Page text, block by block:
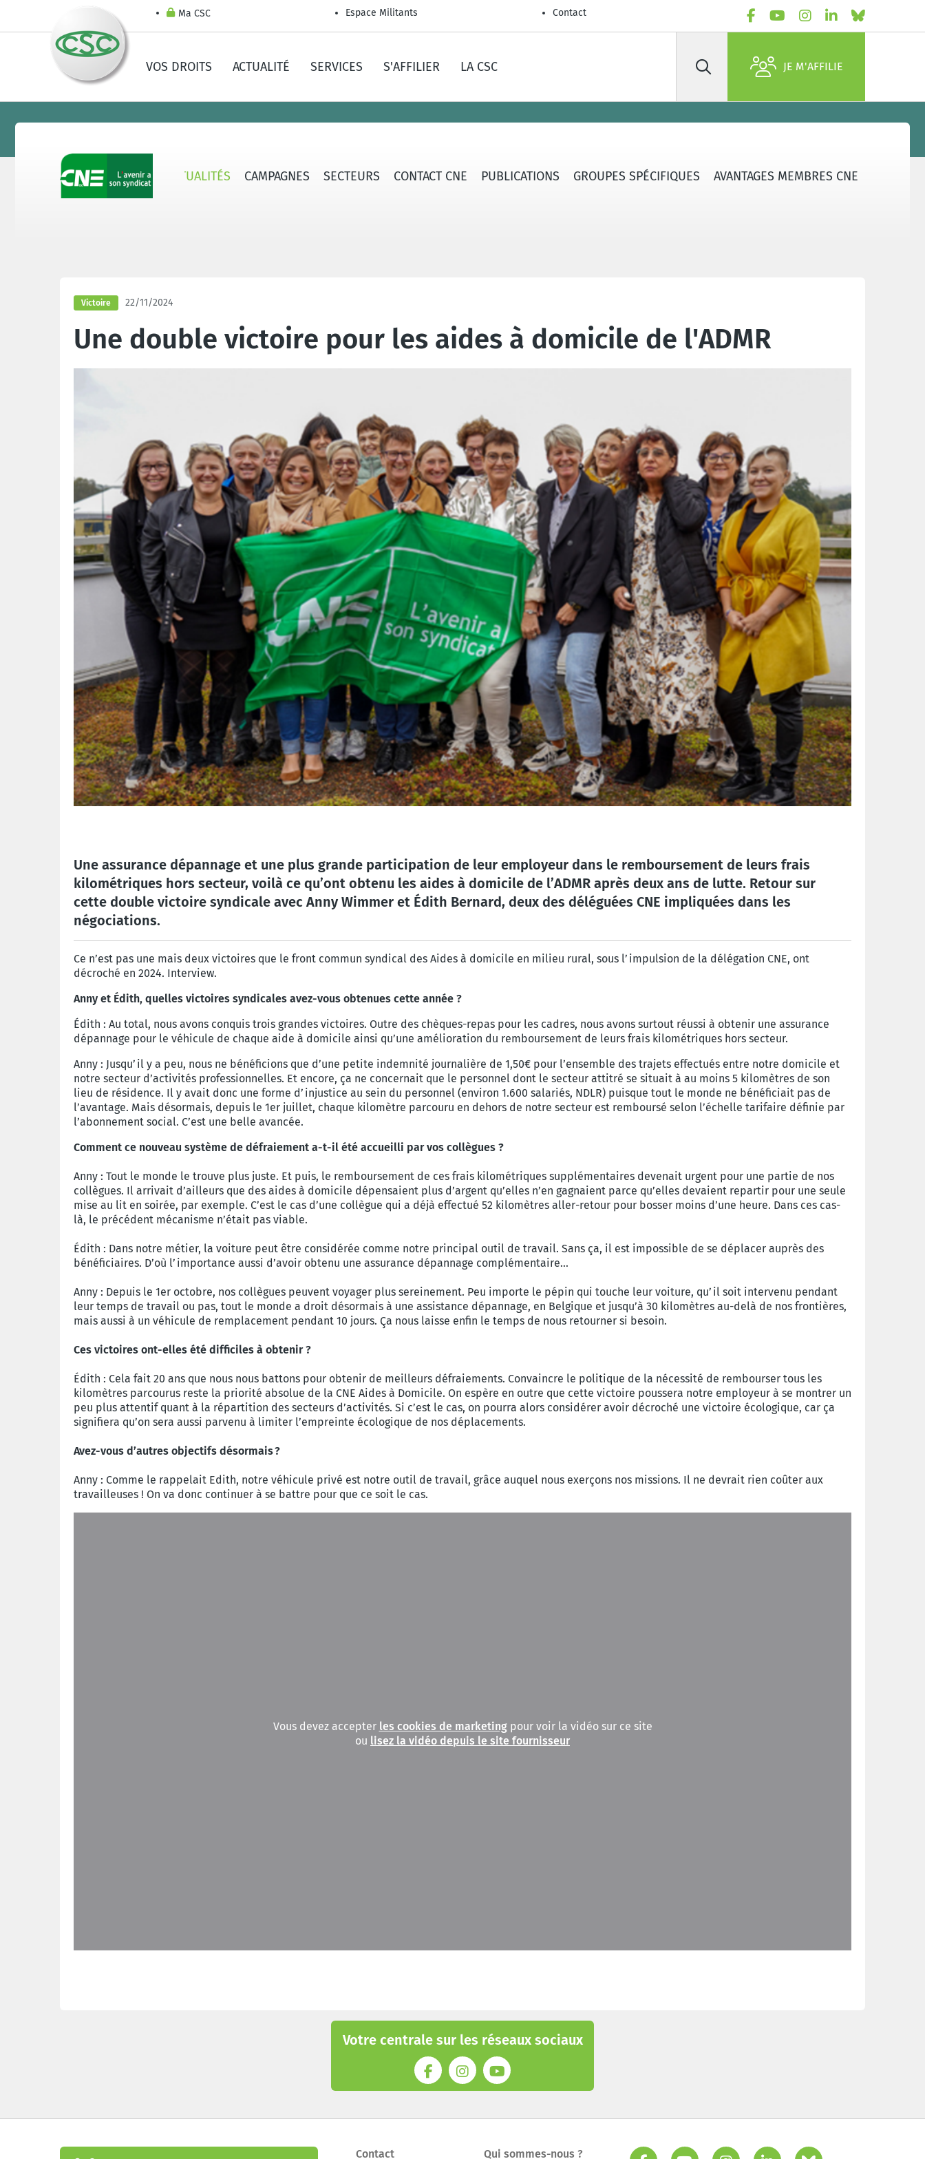
Ma CSC Espace Militants Contact
VOS DROITS ACTUALITÉ SERVICES S'AFFILIER LA CSC Rechercher JE M'AFFILIE
CNE - QUI SOMMES-NOUS ? ACTUALITÉS CAMPAGNES SECTEURS CONTACT CNE PUBLICATIONS GROUPES SPÉCIFIQUES AVANTAGES MEMBRES CNE
Victoire 22/11/2024
Une double victoire pour les aides à domicile de l'ADMR
Une assurance dépannage et une plus grande participation de leur employeur dans le remboursement de leurs frais
kilométriques hors secteur, voilà ce qu’ont obtenu les aides à domicile de l’ADMR après deux ans de lutte. Retour sur
cette double victoire syndicale avec Anny Wimmer et Édith Bernard, deux des déléguées CNE impliquées dans les
négociations.
Ce n’est pas une mais deux victoires que le front commun syndical des Aides à domicile en milieu rural, sous l’impulsion de la délégation CNE, ont
décroché en 2024. Interview.
Anny et Édith, quelles victoires syndicales avez-vous obtenues cette année ?
Édith : Au total, nous avons conquis trois grandes victoires. Outre des chèques-repas pour les cadres, nous avons surtout réussi à obtenir une assurance
dépannage pour le véhicule de chaque aide à domicile ainsi qu’une amélioration du remboursement de leurs frais kilométriques hors secteur.
Anny : Jusqu’il y a peu, nous ne bénéficions que d’une petite indemnité journalière de 1,50€ pour l’ensemble des trajets effectués entre notre domicile et
notre secteur d’activités professionnelles. Et encore, ça ne concernait que le personnel dont le secteur attitré se situait à au moins 5 kilomètres de son
lieu de résidence. Il y avait donc une forme d’injustice au sein du personnel (environ 1.600 salariés, NDLR) puisque tout le monde ne bénéficiait pas de
l’avantage. Mais désormais, depuis le 1er juillet, chaque kilomètre parcouru en dehors de notre secteur est remboursé selon l’échelle tarifaire définie par
l’abonnement social. C’est une belle avancée.
Comment ce nouveau système de défraiement a-t-il été accueilli par vos collègues ?
Anny : Tout le monde le trouve plus juste. Et puis, le remboursement de ces frais kilométriques supplémentaires devenait urgent pour une partie de nos
collègues. Il arrivait d’ailleurs que des aides à domicile dépensaient plus d’argent qu’elles n’en gagnaient parce qu’elles devaient repartir pour une seule
mise au lit en soirée, par exemple. C’est le cas d’une collègue qui a déjà effectué 52 kilomètres aller-retour pour bosser moins d’une heure. Dans ces cas-
là, le précédent mécanisme n’était pas viable.
Édith : Dans notre métier, la voiture peut être considérée comme notre principal outil de travail. Sans ça, il est impossible de se déplacer auprès des
bénéficiaires. D’où l’importance aussi d’avoir obtenu une assurance dépannage complémentaire…
Anny : Depuis le 1er octobre, nos collègues peuvent voyager plus sereinement. Peu importe le pépin qui touche leur voiture, qu’il soit intervenu pendant
leur temps de travail ou pas, tout le monde a droit désormais à une assistance dépannage, en Belgique et jusqu’à 30 kilomètres au-delà de nos frontières,
mais aussi à un véhicule de remplacement pendant 10 jours. Ça nous laisse enfin le temps de nous retourner si besoin.
Ces victoires ont-elles été difficiles à obtenir ?
Édith : Cela fait 20 ans que nous nous battons pour obtenir de meilleurs défraiements. Convaincre le politique de la nécessité de rembourser tous les
kilomètres parcourus reste la priorité absolue de la CNE Aides à Domicile. On espère en outre que cette victoire poussera notre employeur à se montrer un
peu plus attentif quant à la répartition des secteurs d’activités. Si c’est le cas, on pourra alors considérer avoir décroché une victoire écologique, car ça
signifiera qu’on sera aussi parvenu à limiter l’empreinte écologique de nos déplacements.
Avez-vous d’autres objectifs désormais ?
Anny : Comme le rappelait Edith, notre véhicule privé est notre outil de travail, grâce auquel nous exerçons nos missions. Il ne devrait rien coûter aux
travailleuses ! On va donc continuer à se battre pour que ce soit le cas.
Vous devez accepter les cookies de marketingpour voir la vidéo sur ce site
ou lisez la vidéo depuis le site fournisseur
Votre centrale sur les réseaux sociaux
Contact Qui sommes-nous ?